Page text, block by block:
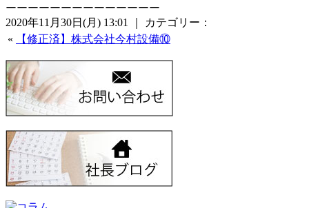
ーーーーーーーーーーーーーー
2020年11月30日(月) 13:01 ｜ カテゴリー：
«
【修正済】株式会社今村設備⑩